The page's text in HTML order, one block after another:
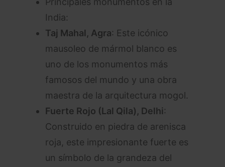
India:
Taj Mahal, Agra: Este icónico
mausoleo de mármol blanco es
uno de los monumentos más
famosos del mundo y una obra
maestra de la arquitectura mogol.
Fuerte Rojo (Lal Qila), Delhi:
Construido en piedra de arenisca
roja, este impresionante fuerte es
un símbolo de la grandeza del